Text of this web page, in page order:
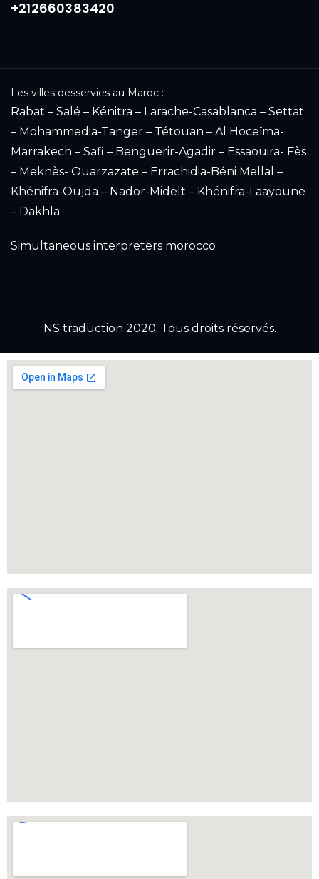
+212660383420
Les villes desservies au Maroc :
Rabat – Salé – Kénitra – Larache-Casablanca – Settat
– Mohammedia-Tanger – Tétouan – Al Hoceïma-
Marrakech – Safi – Benguerir-Agadir – Essaouira- Fès
– Meknès- Ouarzazate – Errachidia-Béni Mellal –
Khénifra-Oujda – Nador-Midelt – Khénifra-Laayoune
– Dakhla
Simultaneous interpreters morocco
NS traduction 2020. Tous droits réservés.